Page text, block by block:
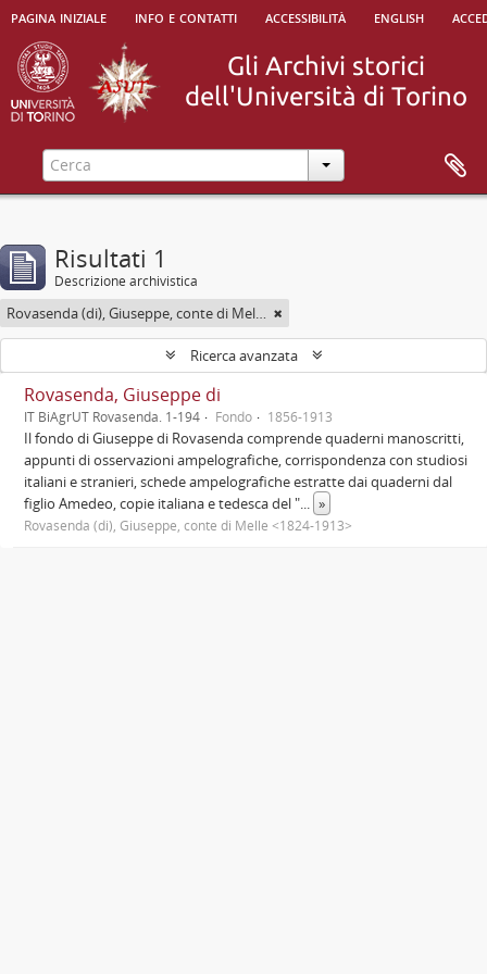
pagina iniziale info e contatti accessibilità english
Risultati 1
Descrizione archivistica
Rovasenda (di), Giuseppe, conte di Melle <1824-1913>
Ricerca avanzata
Rovasenda, Giuseppe di
IT BiAgrUT Rovasenda. 1-194 Fondo 1856-1913
Il fondo di Giuseppe di Rovasenda comprende quaderni manoscritti,
appunti di osservazioni ampelografiche, corrispondenza con studiosi
italiani e stranieri, schede ampelografiche estratte dai quaderni dal
figlio Amedeo, copie italiana e tedesca del "... »
Rovasenda (di), Giuseppe, conte di Melle <1824-1913>